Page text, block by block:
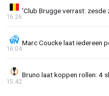
'Club Brugge verrast:
16:26
Marc Coucke laat iedereen
16:04
Bruno laat koppen rollen: 4
15:42